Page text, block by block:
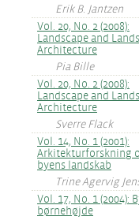
Erik B. Jantzen
Vol. 20, No. 2 (2008):
Landscape and
Architecture
Pia Bille
Vol. 20, No. 2 (2008):
Landscape and
Architecture
Sverre Flack
Vol. 14, No. 1 (2001):
Arkitekturforskning
byens landskab
Trine Agervig
Vol. 17, No. 1 (2004):
børnehøjde